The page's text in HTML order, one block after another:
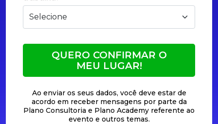
QUERO CONFIRMAR O
MEU LUGAR!
Ao enviar os seus dados, você deve estar de
acordo em receber mensagens por parte da
Plano Consultoria e Plano Academy referente ao
evento e outros temas.